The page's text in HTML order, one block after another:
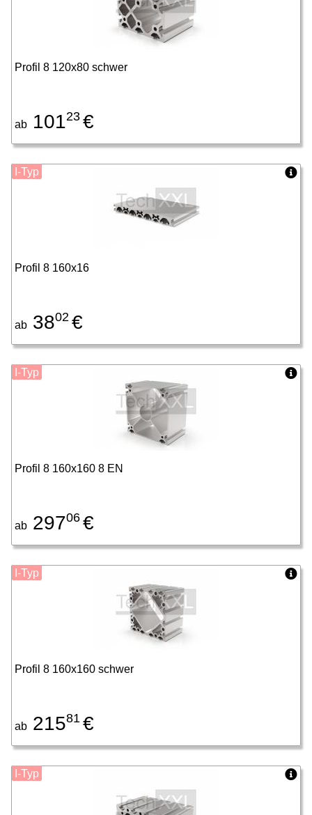
Profil 8 120x80 schwer
ab 10123 €
Profil 8 160x16
ab 3802 €
I-Typ
Profil 8 160x160 8 EN
ab 29706 €
I-Typ
Profil 8 160x160 schwer
ab 21581 €
I-Typ
I-Typ